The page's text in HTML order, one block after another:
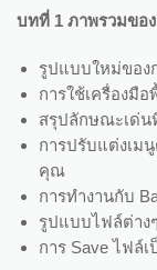
บทที่ 1 ภาพรวมของ
รูปแบบใหม่ของ
การใช้เครื่องมือ
สรุปลักษณะเด่น
การปรับแต่งเม
คุณ
การทำงานกับ
รูปแบบไฟล์ต่าง
การ Save ไฟล์